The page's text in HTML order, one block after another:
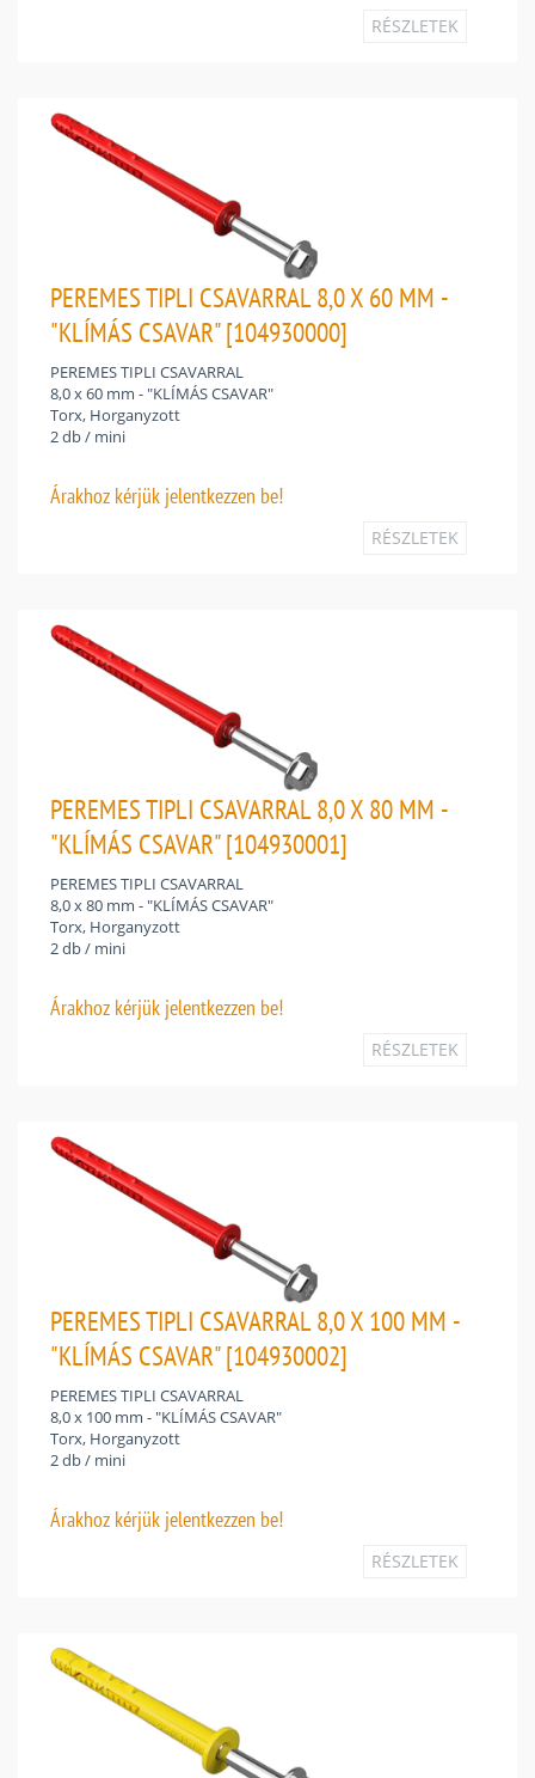
RÉSZLETEK
PEREMES TIPLI CSAVARRAL 8,0 X 60 MM -
"KLÍMÁS CSAVAR" [104930000]
PEREMES TIPLI CSAVARRAL
8,0 x 60 mm - "KLÍMÁS CSAVAR"
Torx, Horganyzott
2 db / mini
Árakhoz kérjük jelentkezzen be!
RÉSZLETEK
PEREMES TIPLI CSAVARRAL 8,0 X 80 MM -
"KLÍMÁS CSAVAR" [104930001]
PEREMES TIPLI CSAVARRAL
8,0 x 80 mm - "KLÍMÁS CSAVAR"
Torx, Horganyzott
2 db / mini
Árakhoz kérjük jelentkezzen be!
RÉSZLETEK
PEREMES TIPLI CSAVARRAL 8,0 X 100 MM -
"KLÍMÁS CSAVAR" [104930002]
PEREMES TIPLI CSAVARRAL
8,0 x 100 mm - "KLÍMÁS CSAVAR"
Torx, Horganyzott
2 db / mini
Árakhoz kérjük jelentkezzen be!
RÉSZLETEK